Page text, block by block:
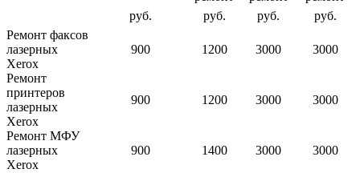
руб.
руб. руб.
руб.
Ремонт факсов
лазерных
Xerox
900 1200 3000 3000
Ремонт
принтеров
лазерных
Xerox
900 1200 3000 3000
Ремонт МФУ
лазерных
Xerox
900 1400 3000 3000